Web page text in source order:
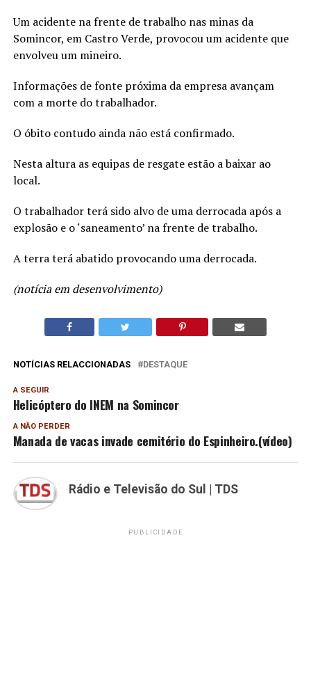
Um acidente na frente de trabalho nas minas da
Somincor, em Castro Verde, provocou um acidente que
envolveu um mineiro.
Informações de fonte próxima da empresa avançam
com a morte do trabalhador.
O óbito contudo ainda não está confirmado.
Nesta altura as equipas de resgate estão a baixar ao
local.
O trabalhador terá sido alvo de uma derrocada após a
explosão e o ‘saneamento’ na frente de trabalho.
A terra terá abatido provocando uma derrocada.
(notícia em desenvolvimento)
NOTÍCIAS RELACCIONADAS DESTAQUE
A SEGUIR
Helicóptero do INEM na Somincor
A NÃO PERDER
Manada de vacas invade cemitério do Espinheiro.(vídeo)
Rádio e Televisão do Sul | TDS
PUBLICIDADE